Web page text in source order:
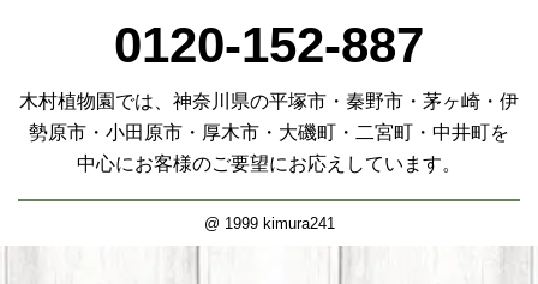
0120-152-887
木村植物園では、神奈川県の平塚市・秦野市・茅ヶ崎・伊
勢原市・小田原市・厚木市・大磯町・二宮町・中井町を
中心にお客様のご要望にお応えしています。
@ 1999 kimura241